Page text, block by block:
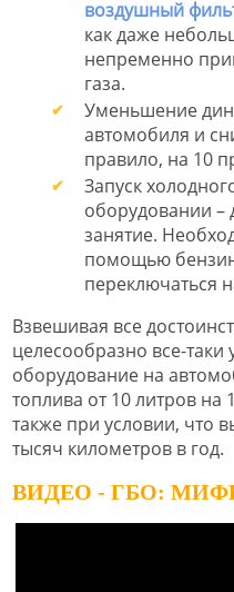
воздушный
как даже
непременно
газа.
Уменьшение
автомобиля и
правило, на 10
Запуск
оборудовании –
занятие.
помощью
переключаться
Взвешивая все
целесообразно все-таки
оборудование на
топлива от 10 литров
также при условии, что
тысяч километров в год.
ВИДЕО - ГБО: